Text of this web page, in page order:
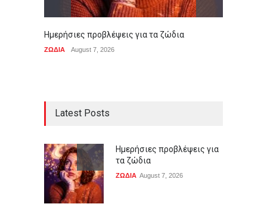
Ημερήσιες προβλέψεις για τα ζώδια
ΖΩΔΙΑ August 7, 2026
Latest Posts
Ημερήσιες προβλέψεις για
τα ζώδια
ΖΩΔΙΑ August 7, 2026